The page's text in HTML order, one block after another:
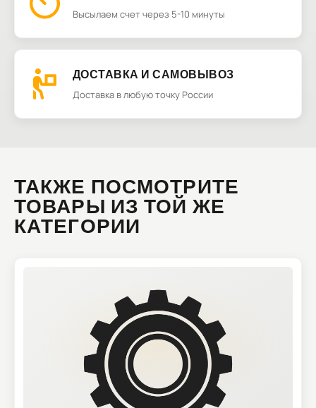
Высылаем счет через 5-10 минуты
ДОСТАВКА И САМОВЫВОЗ
Доставка в любую точку России
ТАКЖЕ ПОСМОТРИТЕ
ТОВАРЫ ИЗ ТОЙ ЖЕ
КАТЕГОРИИ